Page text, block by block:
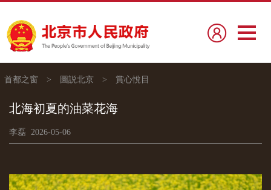
首都之窗 > 圖説北京 > 賞心悅目
北海初夏的油菜花海
李磊 2026-05-06